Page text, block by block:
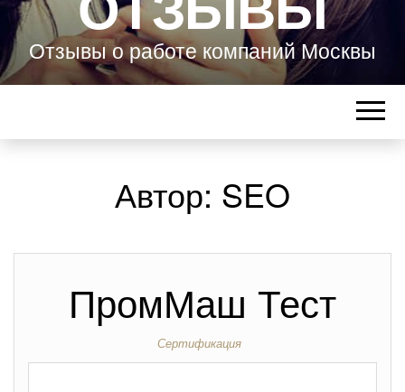
Отзывы о работе компаний Москвы
Автор: SEO
ПромМаш Тест
Сертификация